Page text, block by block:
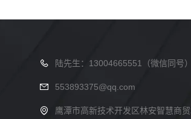
陆先生：13004665551（微信同号）
553893375@qq.com
鹰潭市高新技术开发区林安智慧商